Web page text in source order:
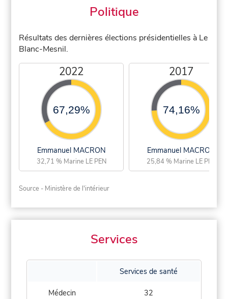
Politique
Résultats des dernières élections présidentielles à Le
Blanc-Mesnil.
2022
67,29%
Emmanuel MACRON
32,71 % Marine LE PEN
2017
74,16%
Emmanuel MACRON
25,84 % Marine LE PEN
Source - Ministère de l'intérieur
Services
Services de santé
Médecin 32